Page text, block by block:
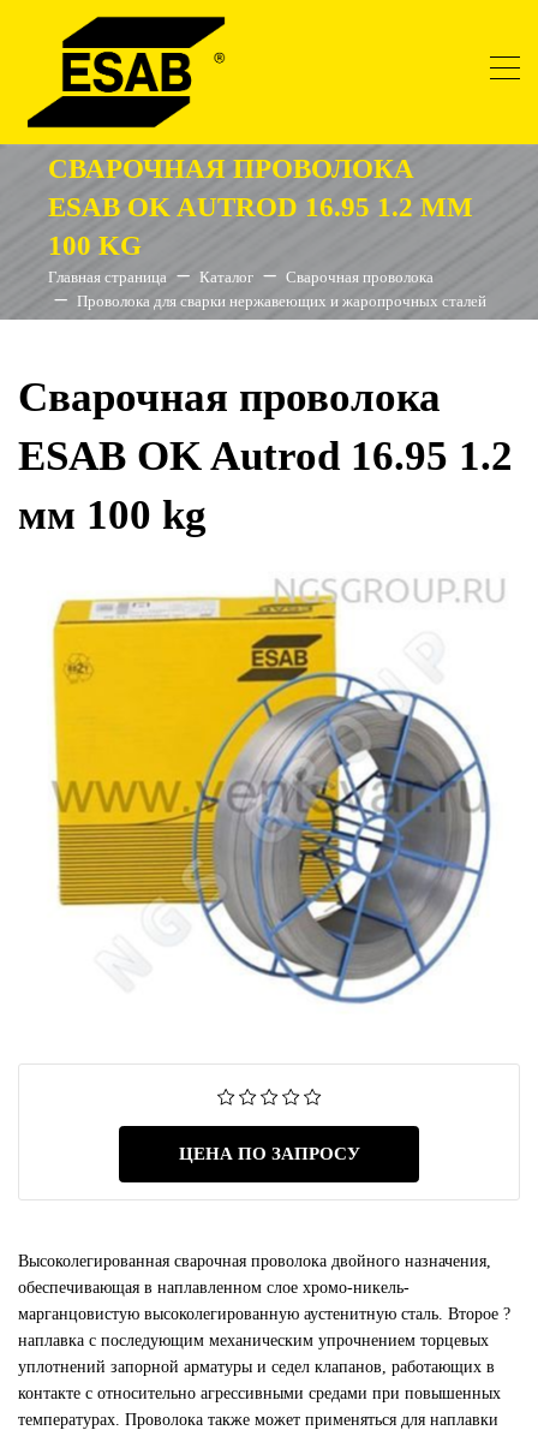
СВАРОЧНАЯ ПРОВОЛОКА
ESAB OK AUTROD 16.95 1.2 ММ
100 KG
Главная страница Каталог
Сварочная проволока
Проволока для сварки нержавеющих и жаропрочных сталей
Сварочная проволока
ESAB OK Autrod 16.95 1.2
мм 100 kg
ЦЕНА ПО ЗАПРОСУ
Высоколегированная сварочная проволока двойного назначения,
обеспечивающая в наплавленном слое хромо-никель-
марганцовистую высоколегированную аустенитную сталь. Второе ?
наплавка с последующим механическим упрочнением торцевых
уплотнений запорной арматуры и седел клапанов, работающих в
контакте с относительно агрессивными средами при повышенных
температурах. Проволока также может применяться для наплавки